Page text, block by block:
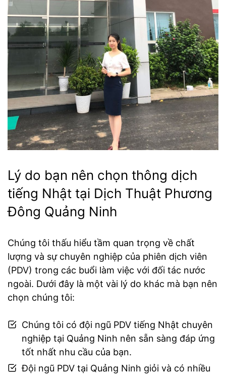
Lý do bạn nên chọn thông dịch
tiếng Nhật tại Dịch Thuật Phương
Đông Quảng Ninh
Chúng tôi thấu hiểu tầm quan trọng về chất
lượng và sự chuyên nghiệp của phiên dịch viên
(PDV) trong các buổi làm việc với đối tác nước
ngoài. Dưới đây là một vài lý do khác mà bạn nên
chọn chúng tôi:
Chúng tôi có đội ngũ PDV tiếng Nhật chuyên
nghiệp tại Quảng Ninh nên sẵn sàng đáp ứng
tốt nhất nhu cầu của bạn.
Đội ngũ PDV tại Quảng Ninh giỏi và có nhiều